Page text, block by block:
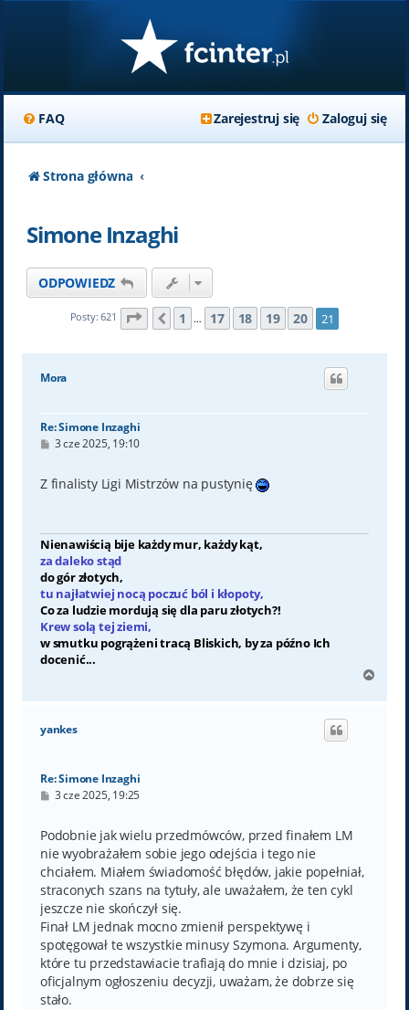
FAQ Zaloguj się
Zarejestruj się
Strona główna
Simone Inzaghi
ODPOWIEDZ
Posty: 621 Strona 21 z21
Poprzednia
1 … 17 18 19 20 21
Mora
Re: Simone Inzaghi
P
t
3 cze 2025, 19:10
Z finalisty Ligi Mistrzów na pustynię
Nienawiścią bije każdy mur, każdy kąt,
za daleko stąd
do gór złotych,
tu najłatwiej nocą poczuć ból i kłopoty,
Co za ludzie mordują się dla paru złotych?!
Krew solą tej ziemi,
w smutku pogrążeni tracą Bliskich, by za późno Ich
docenić...
g
yankes
Re: Simone Inzaghi
P
t
3 cze 2025, 19:25
Podobnie jak wielu przedmówców, przed finałem LM
nie wyobrażałem sobie jego odejścia i tego nie
chciałem. Miałem świadomość błędów, jakie popełniał,
straconych szans na tytuły, ale uważałem, że ten cykl
jeszcze nie skończył się.
Finał LM jednak mocno zmienił perspektywę i
spotęgował te wszystkie minusy Szymona. Argumenty,
które tu przedstawiacie trafiają do mnie i dzisiaj, po
oficjalnym ogłoszeniu decyzji, uważam, że dobrze się
stało.